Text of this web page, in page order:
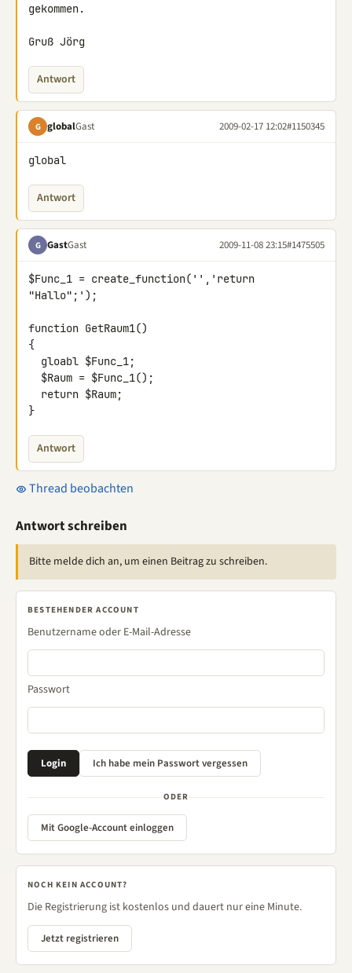
gekommen.
Gruß Jörg
Antwort
G globalGast 2009-02-17 12:02#1150345
global
Antwort
G GastGast 2009-11-08 23:15#1475505
$Func_1 = create_function('','return
"Hallo";');
function GetRaum1()
{
}
Antwort
Thread beobachten
Antwort schreiben
Bitte melde dich an, um einen Beitrag zu schreiben.
BESTEHENDER ACCOUNT
Benutzername oder E-Mail-Adresse
Passwort
ODER
Mit Google-Account einloggen
NOCH KEIN ACCOUNT?
Die Registrierung ist kostenlos und dauert nur eine Minute.
Jetzt registrieren